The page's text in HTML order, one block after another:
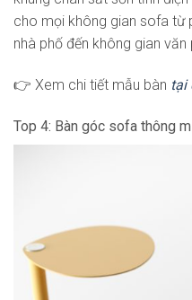
cho mọi không gian sofa từ
nhà phố đến không gian văn
👉 Xem chi tiết mẫu bàn tại
Top 4: Bàn góc sofa thông